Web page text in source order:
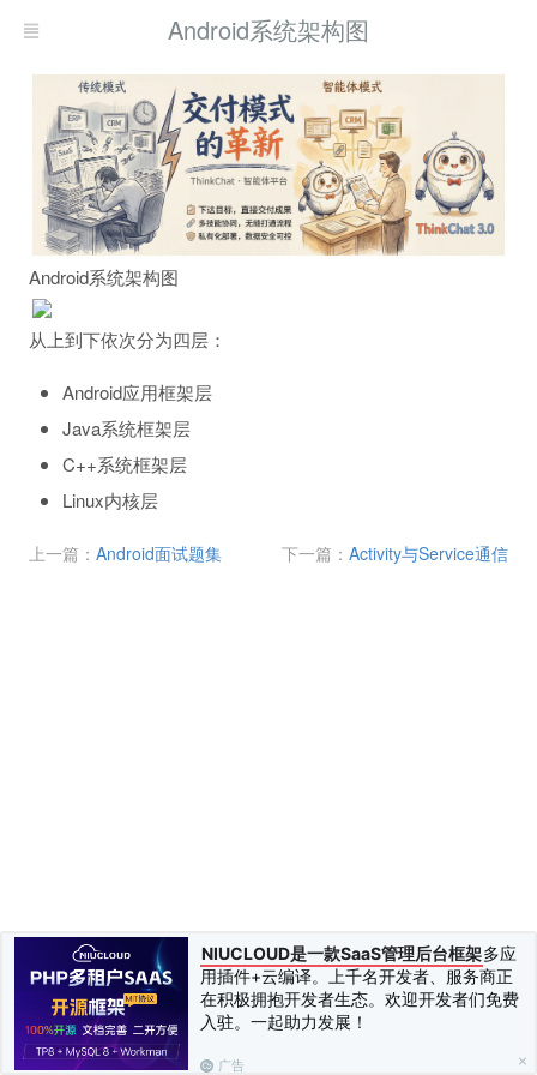
NIUCLOUD是一款SaaS管理后台框架多应
用插件+云编译。上千名开发者、服务商正
在积极拥抱开发者生态。欢迎开发者们免费
入驻。一起助力发展！
广告
Android系统架构图
Android系统架构图
从上到下依次分为四层：
Android应用框架层
Java系统框架层
C++系统框架层
Linux内核层
上一篇： Android面试题集 下一篇： Activity与Service通信